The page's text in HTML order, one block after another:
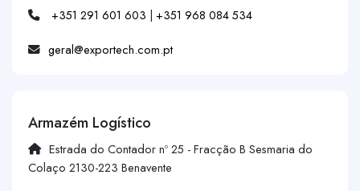
+351 291 601 603 | +351 968 084 534
geral@exportech.com.pt
Armazém Logístico
Estrada do Contador nº 25 - Fracção B Sesmaria do
Colaço 2130-223 Benavente